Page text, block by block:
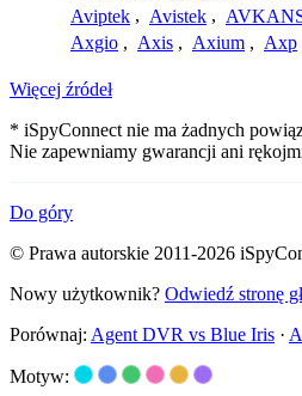
Aviptek , Avistek ,
Axgio , Axis , Axium , Axp
Więcej źródeł
* iSpyConnect nie ma żadnych
Nie zapewniamy gwarancji ani
Do góry
© Prawa autorskie 2011-2026
Nowy użytkownik? Odwiedź stronę
Porównaj: Agent DVR vs Blue Iris ·
Motyw: